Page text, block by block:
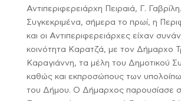
Αντιπεριφερειάρχη Πειραιά, Γ. Γαβρίλη.
Συγκεκριμένα, σήμερα το πρωί, η
και οι Αντιπεριφερειάρχες είχαν
κοινότητα Καρατζά, με τον Δήμαρχο
Καραγιάννη, τα μέλη του Δημοτικού
καθώς και εκπροσώπους των
του Δήμου. Ο Δήμαρχος παρουσίασε